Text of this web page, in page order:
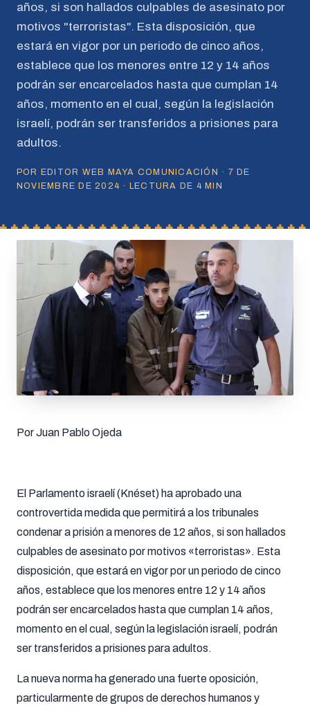
años, si son hallados culpables de asesinato por
motivos "terroristas". Esta disposición, que
estará en vigor por un periodo de cinco años,
establece que los menores entre 12 y 14 años
podrán ser encarcelados hasta que cumplan 14
años, momento en el cual, según la legislación
israelí, podrán ser transferidos a prisiones para
adultos.
POR EDITOR WEB MAYA COMUNICACIÓN · 7 DE
NOVIEMBRE DE 2024 · LECTURA DE 4 MIN
Por Juan Pablo Ojeda
El Parlamento israelí (Knéset) ha aprobado una
controvertida medida que permitirá a los tribunales
condenar a prisión a menores de 12 años, si son hallados
culpables de asesinato por motivos «terroristas». Esta
disposición, que estará en vigor por un periodo de cinco
años, establece que los menores entre 12 y 14 años
podrán ser encarcelados hasta que cumplan 14 años,
momento en el cual, según la legislación israelí, podrán
ser transferidos a prisiones para adultos.
La nueva norma ha generado una fuerte oposición,
particularmente de grupos de derechos humanos y